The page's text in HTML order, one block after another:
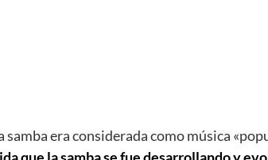
samba era considerada como música